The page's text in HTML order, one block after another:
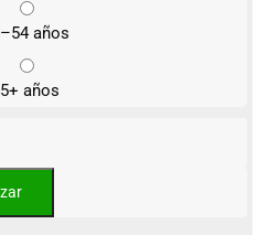
años
años